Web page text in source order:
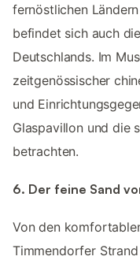
fernöstlichen
befindet sich auch
Deutschlands. Im
zeitgenössischer
und
Glaspavillon und die
betrachten.
6. Der feine Sand
Von den
Timmendorfer